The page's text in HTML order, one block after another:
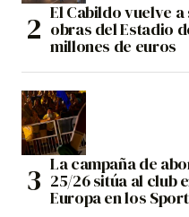
El Cabildo vuelve
obras del Estadio
millones de euros
La campaña de
25/26 sitúa al club
Europa en los